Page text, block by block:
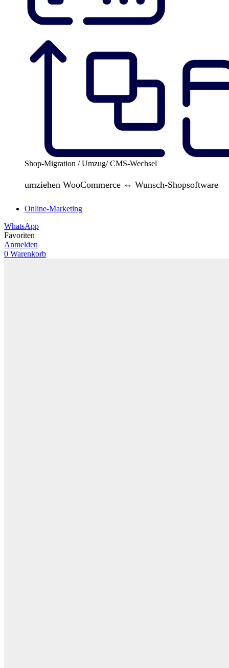
Shop-Migration / Umzug/ CMS-Wechsel
umziehen WooCommerce ⇔ Wunsch-Shopsoftware
Online-Marketing
WhatsApp
Favoriten
Anmelden
0 Warenkorb